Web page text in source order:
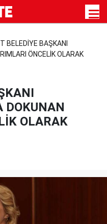
BELEDİYE BAŞKANI
ÖNCELİK OLARAK
DOKUNAN
OLARAK